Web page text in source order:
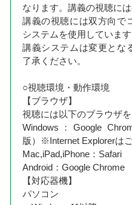
なります。講義の視聴に
講義の視聴には双方向で
システムを使用しています
講義システムは変更とな
了承ください。
○視聴環境・動作環境
【ブラウザ】
視聴には以下のブラウザを
Windows：Google
版）※Internet Explorerは
Mac,iPad,iPhone：Safari
Android：Google Chrome
【対応器機】
パソコン